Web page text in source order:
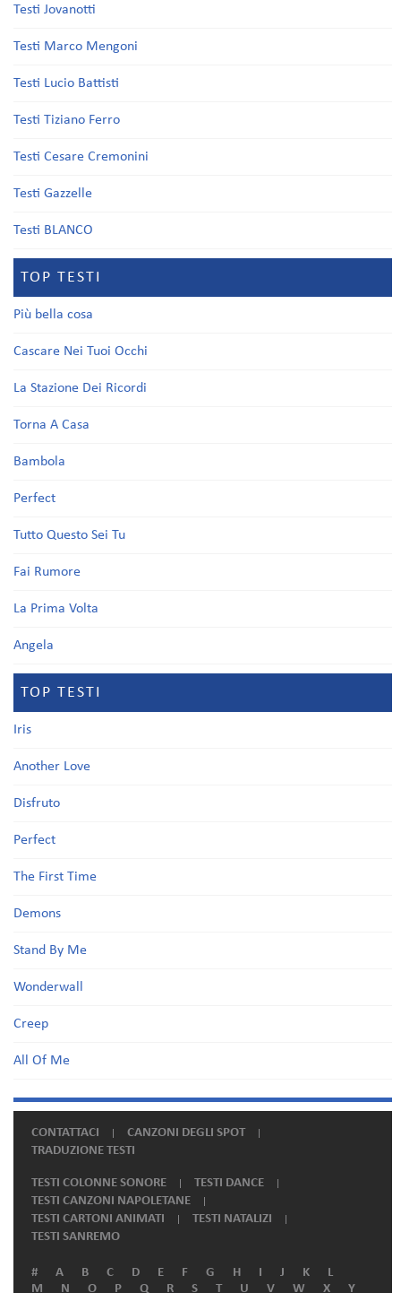
Testi Jovanotti
Testi Marco Mengoni
Testi Lucio Battisti
Testi Tiziano Ferro
Testi Cesare Cremonini
Testi Gazzelle
Testi BLANCO
TOP TESTI
Più bella cosa
Cascare Nei Tuoi Occhi
La Stazione Dei Ricordi
Torna A Casa
Bambola
Perfect
Tutto Questo Sei Tu
Fai Rumore
La Prima Volta
Angela
TOP TESTI
Iris
Another Love
Disfruto
Perfect
The First Time
Demons
Stand By Me
Wonderwall
Creep
All Of Me
CONTATTACI
CANZONI DEGLI SPOT
TRADUZIONE TESTI
TESTI COLONNE SONORE
TESTI DANCE
TESTI CANZONI NAPOLETANE
TESTI CARTONI ANIMATI
TESTI NATALIZI
TESTI SANREMO
# A B C D E F G H I J K
L
M
N O P Q R S T U V W X Y